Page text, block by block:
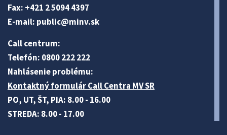
Fax: +421 2 5094 4397
E-mail: public@minv.sk
Call centrum:
Telefón: 0800 222 222
Nahlásenie problému:
Kontaktný formulár Call Centra MV SR
PO, UT, ŠT, PIA: 8.00 - 16.00
STREDA: 8.00 - 17.00